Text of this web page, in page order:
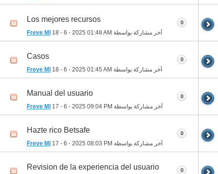
Los mejores recursos
آخر مشاركة بواسطة Freve Ml 18 - 6 - 2025 01:48 AM
0
Casos
آخر مشاركة بواسطة Freve Ml 18 - 6 - 2025 01:45 AM
0
Manual del usuario
آخر مشاركة بواسطة Freve Ml 17 - 6 - 2025 09:04 PM
0
Hazte rico Betsafe
آخر مشاركة بواسطة Freve Ml 17 - 6 - 2025 08:03 PM
0
Revision de la experiencia del usuario 0